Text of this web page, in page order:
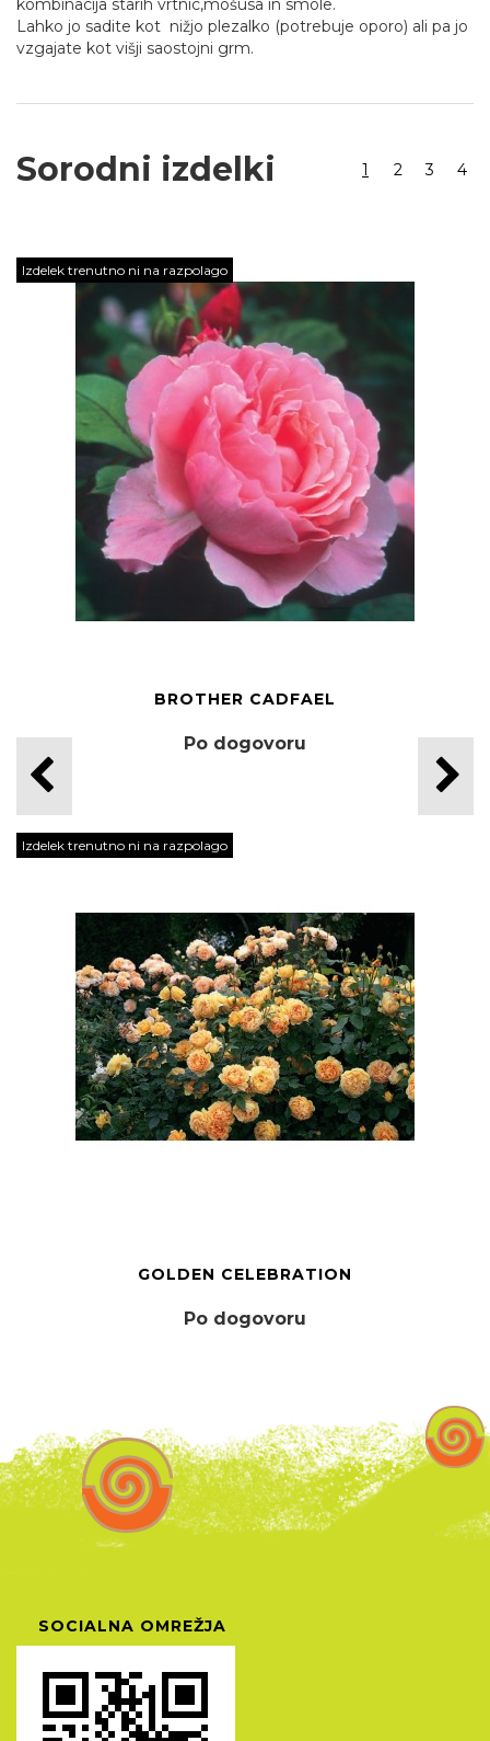
kombinacija starih vrtnic,mošusa in smole.
Lahko jo sadite kot nižjo plezalko (potrebuje oporo) ali pa jo
vzgajate kot višji saostojni grm.
Sorodni izdelki 1 2 3 4
Izdelek trenutno ni na razpolago
BROTHER CADFAEL
Po dogovoru
Izdelek trenutno ni na razpolago
GOLDEN CELEBRATION
Po dogovoru
SOCIALNA OMREŽJA